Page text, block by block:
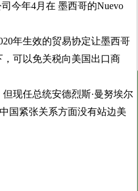
今年4月在 墨西哥的Nuevo
年生效的贸易协定让墨西哥
可以免关税向美国出口商
现任总统安德烈斯·曼努埃尔
国紧张关系方面没有站边美